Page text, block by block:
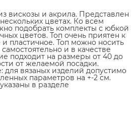
вискозы и акрила. Представлен
цветах. Ко всем
подобрать комплекты с юбкой
цветов. Топ очень приятен к
и пластичное. Топ можно носить
и в качестве
подходит на размеры от 40 до
от желаемой посадки.
вязаных изделий допустимо
параметров на +-2 см.
в разделе